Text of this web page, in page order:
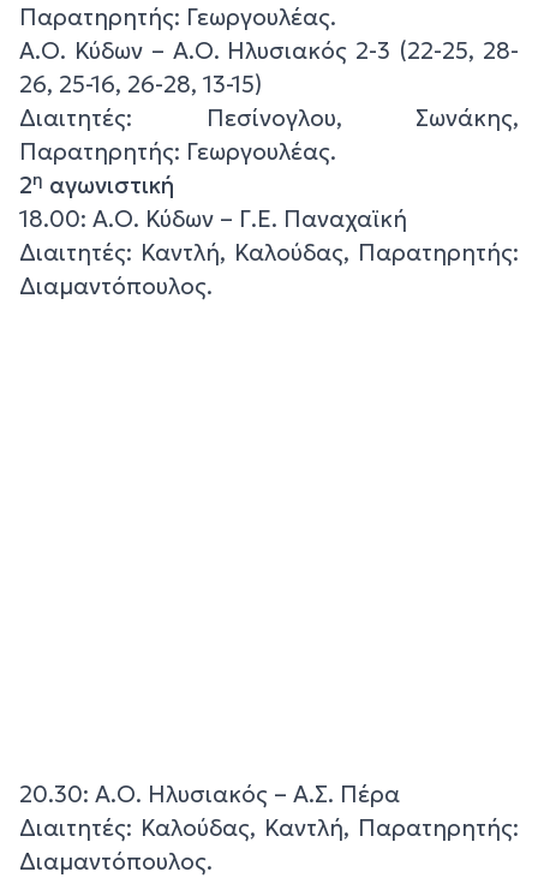
Παρατηρητής: Γεωργουλέας.
Α.Ο. Κύδων – Α.Ο. Ηλυσιακός 2-3 (22-25, 28-
26, 25-16, 26-28, 13-15)
Διαιτητές: Πεσίνογλου, Σωνάκης,
Παρατηρητής: Γεωργουλέας.
2η αγωνιστική
18.00: Α.Ο. Κύδων – Γ.Ε. Παναχαϊκή
Διαιτητές: Καντλή, Καλούδας, Παρατηρητής:
Διαμαντόπουλος.
20.30: Α.Ο. Ηλυσιακός – Α.Σ. Πέρα
Διαιτητές: Καλούδας, Καντλή, Παρατηρητής:
Διαμαντόπουλος.